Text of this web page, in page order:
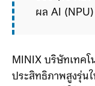
ผล AI (NPU)
MINIX บริษัทเทคโ